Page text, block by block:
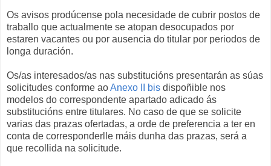
Os avisos prodúcense pola necesidade de cubrir postos de
traballo que actualmente se atopan desocupados por
estaren vacantes ou por ausencia do titular por periodos de
longa duración.
Os/as interesados/as nas substitucións presentarán as súas
solicitudes conforme aoAnexo II bis dispoñible nos
modelos do correspondente apartado adicado ás
substitucións entre titulares. No caso de que se solicite
varias das prazas ofertadas, a orde de preferencia a ter en
conta de corresponderlle máis dunha das prazas, será a
que recollida na solicitude.